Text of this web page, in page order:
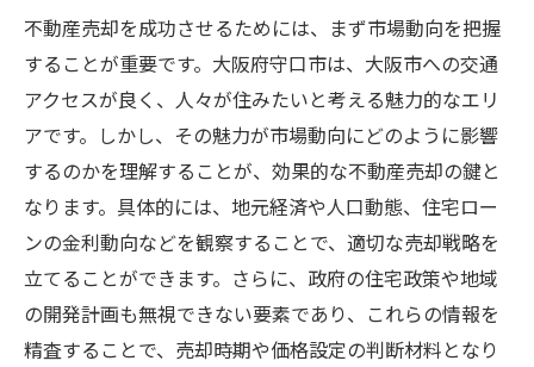
地域特性を理解するための基本ステップ
守口市の生活環境を売却にどう活かすか
地域に根差したマーケティング戦略
購入希望者に響く地域の魅力の伝え方
地域特性を活かした価格設定のコツ
守口市の特性を活かした売却の成功事例
大阪府守口市の魅力を活かして資産価値を最大
化する方法
資産価値を高めるためのリノベーションア
不動産売却を成功させるためには、まず市場動向を把握
することが重要です。大阪府守口市は、大阪市への交通
アクセスが良く、人々が住みたいと考える魅力的なエリ
アです。しかし、その魅力が市場動向にどのように影響
するのかを理解することが、効果的な不動産売却の鍵と
なります。具体的には、地元経済や人口動態、住宅ロー
ンの金利動向などを観察することで、適切な売却戦略を
立てることができます。さらに、政府の住宅政策や地域
の開発計画も無視できない要素であり、これらの情報を
精査することで、売却時期や価格設定の判断材料となり